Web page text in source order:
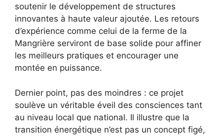
soutenir le développement de structures
innovantes à haute valeur ajoutée. Les retours
d’expérience comme celui de la ferme de la
Mangrière serviront de base solide pour affiner
les meilleurs pratiques et encourager une
montée en puissance.
Dernier point, pas des moindres : ce projet
soulève un véritable éveil des consciences tant
au niveau local que national. Il illustre que la
transition énergétique n’est pas un concept figé,